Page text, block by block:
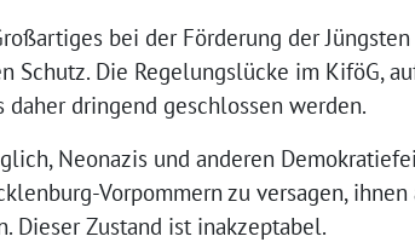
bei der Förderung der
Schutz. Die Regelungslücke im KiföG,
dringend geschlossen werden.
Neonazis und anderen
Vorpommern zu versagen,
Dieser Zustand ist inakzeptabel.